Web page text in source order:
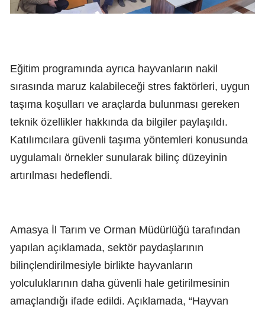
Eğitim programında ayrıca hayvanların nakil
sırasında maruz kalabileceği stres faktörleri, uygun
taşıma koşulları ve araçlarda bulunması gereken
teknik özellikler hakkında da bilgiler paylaşıldı.
Katılımcılara güvenli taşıma yöntemleri konusunda
uygulamalı örnekler sunularak bilinç düzeyinin
artırılması hedeflendi.
Amasya İl Tarım ve Orman Müdürlüğü tarafından
yapılan açıklamada, sektör paydaşlarının
bilinçlendirilmesiyle birlikte hayvanların
yolculuklarının daha güvenli hale getirilmesinin
amaçlandığı ifade edildi. Açıklamada, “Hayvan